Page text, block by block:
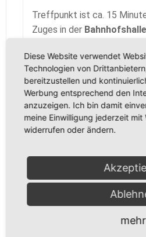
Treffpunkt ist ca. 15
Zuges in der Bahnhofshalle
Verbindliche
15.07.2017gern bei
Stammtischen oder unter
Adresse:
Mit freundlichen Grüßen
für die Kirmesfreunde Soest
Heike Hamers
Diese Website verwendet
Technologien von
bereitzustellen und
Werbung entsprechend den
anzuzeigen. Ich bin damit
meine Einwilligung jederzeit
widerrufen oder ändern.
mehr